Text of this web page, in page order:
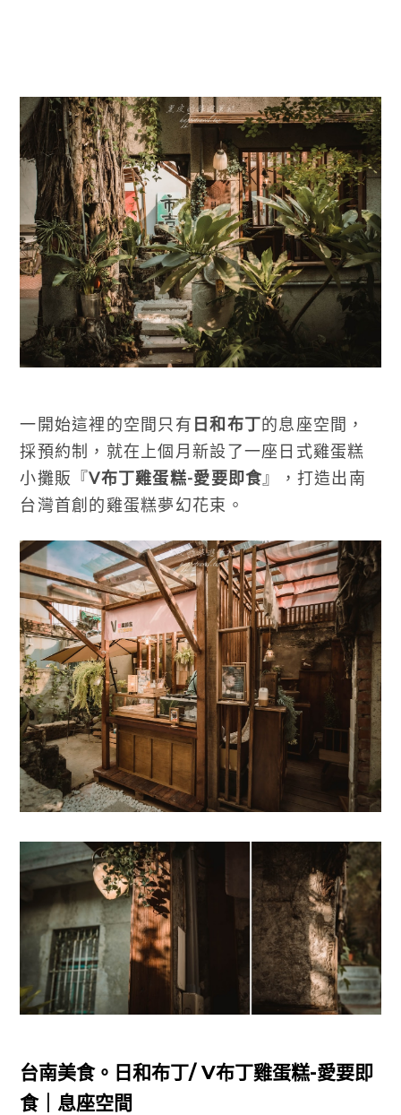
一開始這裡的空間只有 日和布丁的息座空間，
採預約制，就在上個月新設了一座日式雞蛋糕
小攤販『V布丁雞蛋糕-愛要即食 』，打造出南
台灣首創的雞蛋糕夢幻花束。
台南美食。日和布丁/ V布丁雞蛋糕-愛要即
食｜息座空間